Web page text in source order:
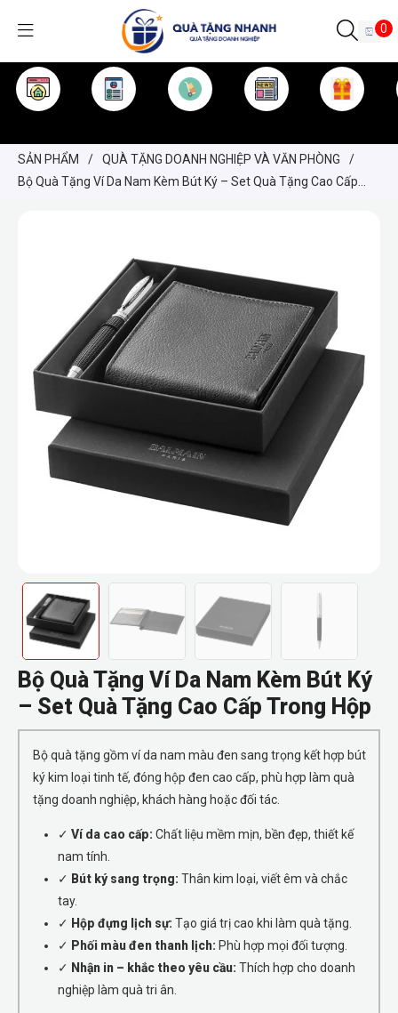
0
SẢN PHẨM / QUÀ TẶNG DOANH NGHIỆP VÀ VĂN PHÒNG
/
Bộ Quà Tặng Ví Da Nam Kèm Bút Ký – Set Quà Tặng Cao Cấp
Bộ Quà Tặng Ví Da Nam Kèm Bút Ký
– Set Quà Tặng Cao Cấp Trong Hộp
Bộ quà tặng gồm ví da nam màu đen sang trọng kết hợp bút
ký kim loại tinh tế, đóng hộp đen cao cấp, phù hợp làm quà
tặng doanh nghiệp, khách hàng hoặc đối tác.
✓ Ví da cao cấp: Chất liệu mềm mịn, bền đẹp, thiết kế
nam tính.
✓ Bút ký sang trọng: Thân kim loại, viết êm và chắc
tay.
✓ Hộp đựng lịch sự: Tạo giá trị cao khi làm quà tặng.
✓ Phối màu đen thanh lịch: Phù hợp mọi đối tượng.
✓ Nhận in – khắc theo yêu cầu: Thích hợp cho doanh
nghiệp làm quà tri ân.